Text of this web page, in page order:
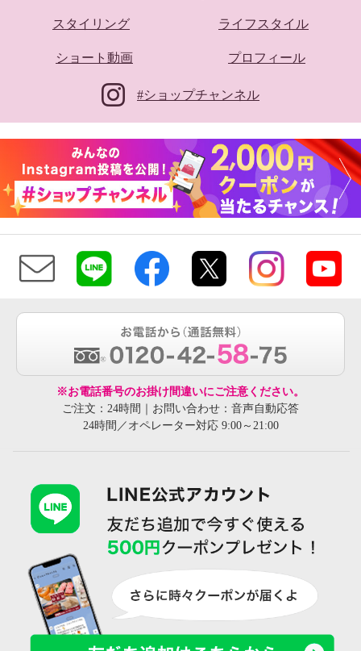
スタイリング ライフスタイル
ショート動画 プロフィール
#ショップチャンネル
※お電話番号のお掛け間違いにご注意ください。
ご注文：24時間｜お問い合わせ：音声自動応答
24時間／オペレーター対応 9:00～21:00